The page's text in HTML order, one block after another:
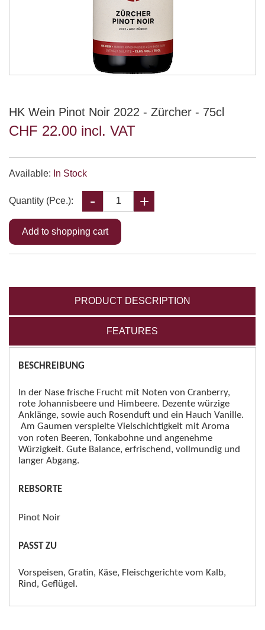
HK Wein Pinot Noir 2022 - Zürcher - 75cl
CHF 22.00 incl. VAT
Available: In Stock
Quantity (Pce.):
PRODUCT DESCRIPTION
FEATURES
BESCHREIBUNG
In der Nase frische Frucht mit Noten von Cranberry,
rote Johannisbeere und Himbeere. Dezente würzige
Anklänge, sowie auch Rosenduft und ein Hauch Vanille.
Am Gaumen verspielte Vielschichtigkeit mit Aroma
von roten Beeren, Tonkabohne und angenehme
Würzigkeit. Gute Balance, erfrischend, vollmundig und
langer Abgang.
REBSORTE
Pinot Noir
PASST ZU
Vorspeisen, Gratin, Käse, Fleischgerichte vom Kalb,
Rind, Geflügel.